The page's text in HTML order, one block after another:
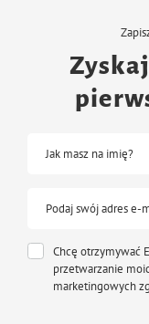
DODATKI DIETETYCZNE
witamina A 3300 JM,
33 mg, 3b202 (jod) 0,7
3b603 (cynk) 23 mg,
DODATKI
barwniki
SPOSÓB UŻYCIA
Jak masz na imię?
Podaj swój adres e-
Chcę otrzymywać
przetwarzanie
marketingowych